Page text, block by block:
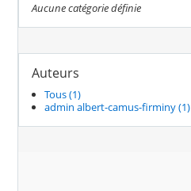
Aucune catégorie définie
Auteurs
Tous (1)
admin albert-camus-firminy (1)